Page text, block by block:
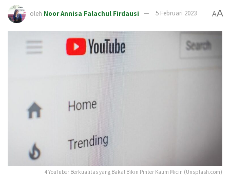
oleh Noor Annisa Falachul Firdausi 5 Februari 2023 AA
4 YouTuber Berkualitas yang Bakal Bikin Pinter Kaum Micin (Unsplash.com)